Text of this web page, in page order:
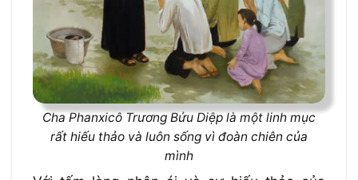
Cha Phanxicô Trương Bửu Diệp là một linh mục
rất hiếu thảo và luôn sống vì đoàn chiên của
mình